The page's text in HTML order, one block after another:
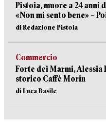
Pistoia, muore a 24 anni
«Non mi sento bene» –
di Redazione Pistoia
Commercio
Forte dei Marmi, Alessia
storico Caffè Morin
di Luca Basile